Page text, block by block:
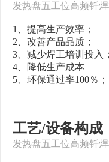
发热盘五工位高频钎
1、提高生产效率；
2、改善产品品质；
3、减少焊工培训投入；
4、降低生产成本
5、环保通过率100％；
工艺/设备构成
发热盘五工位高频钎